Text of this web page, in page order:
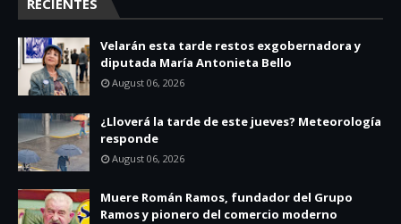
Velarán esta tarde restos exgobernadora y
diputada María Antonieta Bello
August 06, 2026
¿Lloverá la tarde de este jueves? Meteorología
responde
August 06, 2026
Muere Román Ramos, fundador del Grupo
Ramos y pionero del comercio moderno